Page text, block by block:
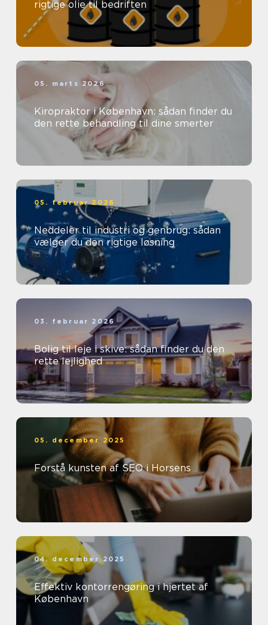
rigtige olie til bedriften
05. marts 2026
Kiropraktor i København: sådan finder du
den rette behandling til dine smerter
05. februar 2026
Neddeler til industri og genbrug: sådan
vælger du den rigtige løsning
03. februar 2026
Bolig til leje i skive: sådan finder du den
rette lejlighed
05. december 2025
Forstå kunsten af SEO i Horsens
04. december 2025
Effektiv kontorrengøring i hjertet af
København